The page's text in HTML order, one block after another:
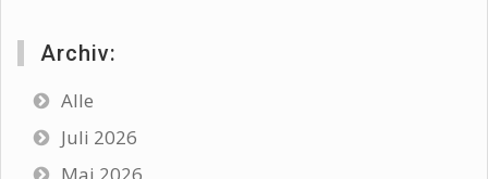
Archiv:
Alle
Juli 2026
Mai 2026